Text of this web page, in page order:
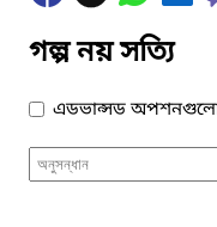
গল্প নয় সত্যি
এডভান্সড অপশনগুলো